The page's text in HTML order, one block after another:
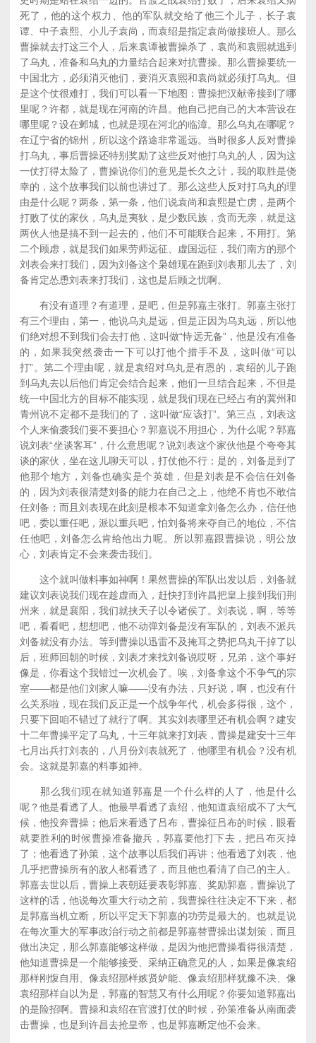
死了，他的这个权力、他的军队就交给了他三个儿子，长子袁
谭、中子袁熙、小儿子袁尚，而袁绍是指定袁尚做接班人。那么
曹操就去打这三个人，后来袁谭被曹操杀了，袁尚和袁熙就逃到
了乌丸，准备和乌丸的力量结合起来对抗曹操。那么曹操要统一
中国北方，必须消灭他们，要消灭袁熙和袁尚就必须打乌丸。但
是这个仗很难打，我们可以看一下地图：曹操把汉献帝接到了哪
里呢？许都，就是现在河南的许昌。他自己把自己的大本营设在
哪里呢？设在邺城，也就是现在河北的临漳。那么乌丸在哪呢？
在辽宁省的锦州，所以这个路途非常遥远。当时很多人反对曹操
打乌丸，事后曹操还特别奖励了这些反对他打乌丸的人，因为这
一仗打得太险了，曹操说你们的意见是长久之计，我的取胜是侥
幸的，这个故事我们以前也讲过了。那么这些人反对打乌丸的理
由是什么呢？两条，第一条，他们说袁尚和袁熙是亡虏，是两个
打败了仗的家伙，乌丸是夷狄，是少数民族，贪而无亲，就是这
两伙人他是搞不到一起去的，他们不可能联合起来，不用打。第
二个顾虑，就是我们如果劳师远征、虚国远征，我们南方的那个
刘表会来打我们，因为刘备这个枭雄现在跑到刘表那儿去了，刘
备肯定怂恿刘表来打我们，这也是后顾之忧啊。
有没有道理？有道理，是吧，但是郭嘉主张打。郭嘉主张打
有三个理由，第一，他说乌丸是远，但是正因为乌丸远，所以他
们绝对想不到我们会去打他，这叫做“恃远无备”，他是没有准备
的，如果我突然袭击一下可以打他个措手不及，这叫做“可以
打”。第二个理由呢，就是袁绍对乌丸是有恩的，袁绍的儿子跑
到乌丸去以后他们肯定会结合起来，他们一旦结合起来，不但是
统一中国北方的目标不能实现，就是我们现在已经占有的冀州和
青州说不定都不是我们的了，这叫做“应该打”。第三点，刘表这
个人来偷袭我们要不要担心？郭嘉说不用担心，为什么呢？郭嘉
说刘表“坐谈客耳”，什么意思呢？说刘表这个家伙他是个夸夸其
谈的家伙，坐在这儿聊天可以，打仗他不行；是的，刘备是到了
他那个地方，刘备也确实是个英雄，但是刘表是不会信任刘备
的，因为刘表很清楚刘备的能力在自己之上，他绝不肯也不敢信
任刘备；而且刘表现在此刻是根本不知道拿刘备怎么办，信任他
吧，委以重任吧，派以重兵吧，怕刘备将来夺自己的地位，不信
任他吧，刘备怎么肯给他出力呢。所以郭嘉跟曹操说，明公放
心，刘表肯定不会来袭击我们。
这个就叫做料事如神啊！果然曹操的军队出发以后，刘备就
建议刘表说我们现在趁虚而入，赶快打到许昌把皇上接到我们荆
州来，就是襄阳，我们就挟天子以令诸侯了。刘表说，啊，等等
吧，看看吧，想想吧，他不动弹刘备是没有军队的，刘表不派兵
刘备就没有办法。等到曹操以迅雷不及掩耳之势把乌丸干掉了以
后，班师回朝的时候，刘表才来找刘备说哎呀，兄弟，这个事好
像是，你看这个我错过一次机会了。唉，刘备拿这个不争气的宗
室——都是他们刘家人嘛——没有办法，只好说，啊，也没有什
么关系啦，现在我们反正是一个战争年代，机会多得很，这个，
只要下回咱不错过了就行了啊。其实刘表哪里还有机会啊？建安
十二年曹操平定了乌丸，十三年就来打刘表，曹操是建安十三年
七月出兵打刘表的，八月份刘表就死了，他哪里有机会？没有机
会。这就是郭嘉的料事如神。
那么我们现在就知道郭嘉是一个什么样的人了，他是什么
呢？他是看透了人。他最早看透了袁绍，他知道袁绍成不了大气
候，他投奔曹操；他后来看透了吕布，曹操征吕布的时候，眼看
就要胜利的时候曹操准备撤兵，郭嘉要他打下去，把吕布灭掉
了；他看透了孙策，这个故事以后我们再讲；他看透了刘表，他
几乎把曹操所有的敌人都看透了，而且他也看清了自己的主人。
郭嘉去世以后，曹操上表朝廷要表彰郭嘉、奖励郭嘉，曹操说了
这样的话，他说每次重大行动之前，我曹操往往决定不下来，都
是郭嘉当机立断，所以平定天下郭嘉的功劳是最大的。也就是说
在每次重大的军事政治行动之前都是郭嘉替曹操出谋划策，而且
做出决定，那么郭嘉能够这样做，是因为他把曹操看得很清楚，
他知道曹操是一个能够接受、采纳正确意见的人，如果是像袁绍
那样刚愎自用、像袁绍那样嫉贤妒能、像袁绍那样犹豫不决、像
袁绍那样自以为是，郭嘉的智慧又有什么用呢？你要知道郭嘉出
的是险招啊。曹操和袁绍在官渡打仗的时候，孙策准备从南面袭
击曹操，也是到许昌去抢皇帝，也是郭嘉断定他不会来。